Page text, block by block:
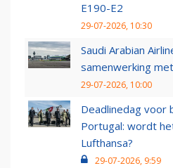
E190-E2
29-07-2026, 10:30
Saudi Arabian
samenwerking
29-07-2026, 10:00
Deadlinedag voor
Portugal: wordt
Lufthansa?
29-07-2026, 9:59